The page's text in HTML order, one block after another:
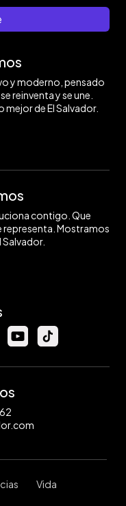
y moderno, pensado
reinventa y se une.
de El Salvador.
contigo. Que
representa. Mostramos
Salvador.
Vida